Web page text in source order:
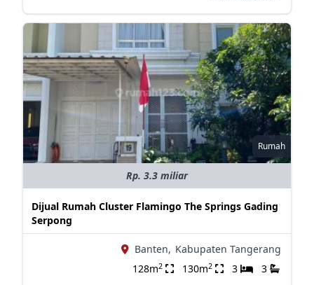
Rumah
Rp. 3.3 miliar
Dijual Rumah Cluster Flamingo The Springs Gading
Serpong
Banten, Kabupaten Tangerang
128m2 130m2 3 3